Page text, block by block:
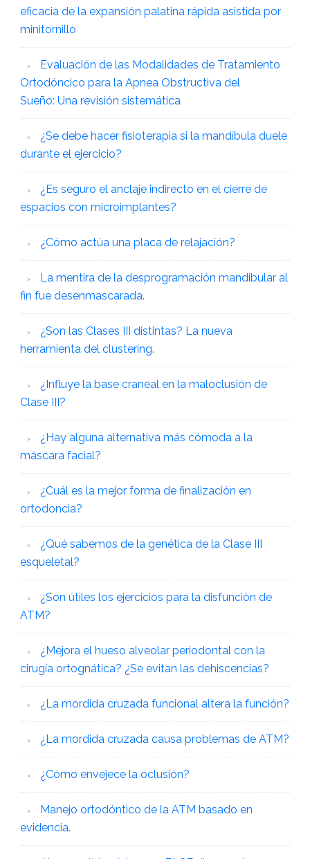
eficacia de la expansión palatina rápida asistida por
minitornillo
Evaluación de las Modalidades de Tratamiento
Ortodóncico para la Apnea Obstructiva del
Sueño: Una revisión sistemática
¿Se debe hacer fisioterapia si la mandíbula duele
durante el ejercicio?
¿Es seguro el anclaje indirecto en el cierre de
espacios con microimplantes?
¿Cómo actúa una placa de relajación?
La mentira de la desprogramación mandibular al
fin fue desenmascarada.
¿Son las Clases III distintas? La nueva
herramienta del clustering.
¿Influye la base craneal en la maloclusión de
Clase III?
¿Hay alguna alternativa más cómoda a la
máscara facial?
¿Cuál es la mejor forma de finalización en
ortodoncia?
¿Qué sabemos de la genética de la Clase III
esqueletal?
¿Son útiles los ejercicios para la disfunción de
ATM?
¿Mejora el hueso alveolar periodontal con la
cirugía ortognática? ¿Se evitan las dehiscencias?
¿La mordida cruzada funcional altera la función?
¿La mordida cruzada causa problemas de ATM?
¿Cómo envejece la oclusión?
Manejo ortodóntico de la ATM basado en
evidencia.